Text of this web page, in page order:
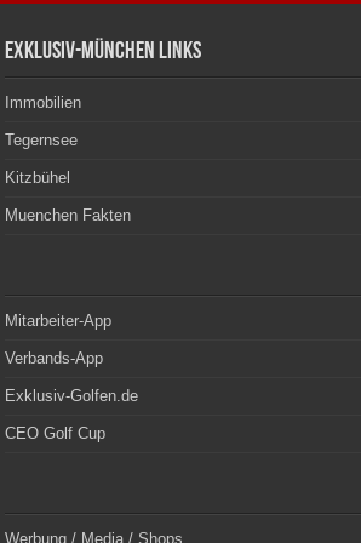
Exklusiv-München Links
Immobilien
Tegernsee
Kitzbühel
Muenchen Fakten
Mitarbeiter-App
Verbands-App
Exklusiv-Golfen.de
CEO Golf Cup
Werbung / Media / Shops